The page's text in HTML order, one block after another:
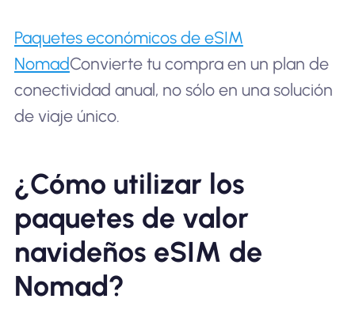
Paquetes económicos de eSIM
NomadConvierte tu compra en un plan de
conectividad anual, no sólo en una solución
de viaje único.
¿Cómo utilizar los
paquetes de valor
navideños eSIM de
Nomad?